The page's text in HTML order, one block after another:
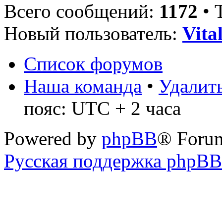
Всего сообщений: 1172 •
Новый пользователь:
Список форумов
Наша команда •
пояс: UTC + 2 часа
Powered by phpBB®
Русская поддержка phpBB